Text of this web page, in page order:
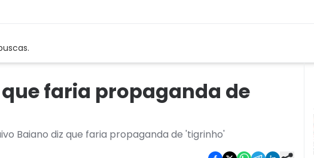
que faria propaganda de
Baiano diz que faria propaganda de 'tigrinho'